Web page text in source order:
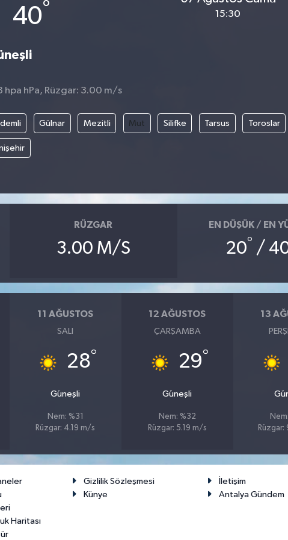
40° 15:30
hpa hPa, Rüzgar: 3.00 m/s
Gülnar Mezitli Mut Silifke Tarsus Toroslar
RÜZGAR
3.00 M/S
EN DÜŞÜK / EN
20° /
11 AĞUSTOS
SALI
28°
Güneşli
Nem: %31
Rüzgar: 4.19 m/s
12 AĞUSTOS
ÇARŞAMBA
29°
Güneşli
Nem: %32
Rüzgar: 5.19 m/s
13
Haritası
Gizlilik Sözleşmesi
İletişim
Künye
Antalya Gündem